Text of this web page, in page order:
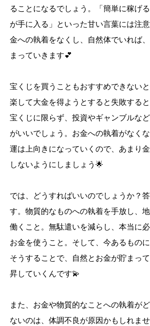
ることになるでしょう。「簡単に稼げ
が手に入る」といった甘い言葉には注
金への執着をなくし、自然体でいれば
まっていきます💕
宝くじを買うこともおすすめできないと
楽して大金を得ようとすると失敗すると
宝くじに限らず、投資やギャンブルな
がいいでしょう。お金への執着がなく
運は上向きになっていくので、あまり
しないようにしましょう🌟
では、どうすればいいのでしょうか？
す。物質的なものへの執着を手放し、
働くこと。無駄遣いを減らし、本当に
お金を使うこと。そして、今あるものに
そうすることで、自然とお金が貯まっ
昇していくんです💫
また、お金や物質的なことへの執着が
ないのは、体調不良が原因かもしれま